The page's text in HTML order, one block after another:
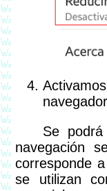
navegador
Se podrá observar que ahora nuestra
navegación
corresponde
se utilizan